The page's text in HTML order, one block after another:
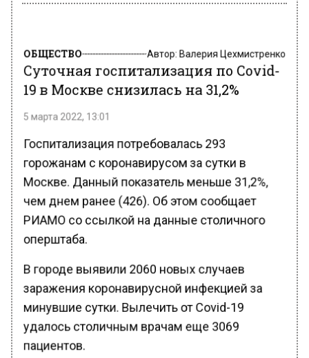
ОБЩЕСТВО Автор: Валерия Цехмистренко
Суточная госпитализация по Covid-
19 в Москве снизилась на 31,2%
5 марта 2022, 13:01
Госпитализация потребовалась 293
горожанам с коронавирусом за сутки в
Москве. Данный показатель меньше 31,2%,
чем днем ранее (426). Об этом сообщает
РИАМО со ссылкой на данные столичного
оперштаба.
В городе выявили 2060 новых случаев
заражения коронавирусной инфекцией за
минувшие сутки. Вылечить от Covid-19
удалось столичным врачам еще 3069
пациентов.